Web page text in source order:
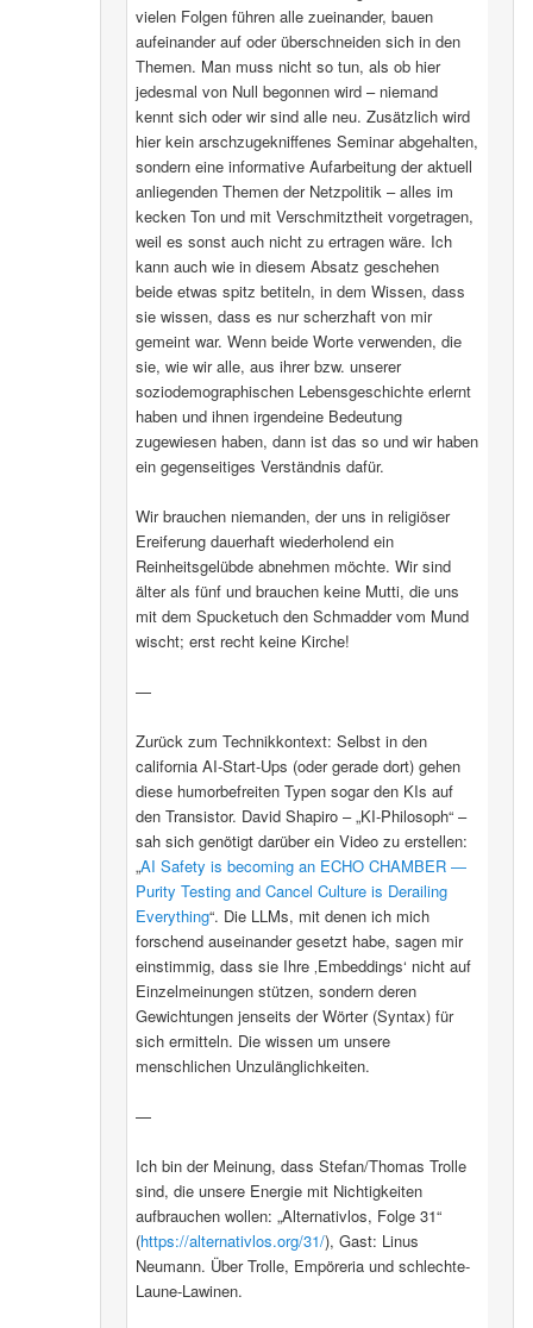
vielen Folgen führen alle zueinander, bauen
aufeinander auf oder überschneiden sich in den
Themen. Man muss nicht so tun, als ob hier
jedesmal von Null begonnen wird – niemand
kennt sich oder wir sind alle neu. Zusätzlich wird
hier kein arschzugekniffenes Seminar abgehalten,
sondern eine informative Aufarbeitung der aktuell
anliegenden Themen der Netzpolitik – alles im
kecken Ton und mit Verschmitztheit vorgetragen,
weil es sonst auch nicht zu ertragen wäre. Ich
kann auch wie in diesem Absatz geschehen
beide etwas spitz betiteln, in dem Wissen, dass
sie wissen, dass es nur scherzhaft von mir
gemeint war. Wenn beide Worte verwenden, die
sie, wie wir alle, aus ihrer bzw. unserer
soziodemographischen Lebensgeschichte erlernt
haben und ihnen irgendeine Bedeutung
zugewiesen haben, dann ist das so und wir haben
ein gegenseitiges Verständnis dafür.
Wir brauchen niemanden, der uns in religiöser
Ereiferung dauerhaft wiederholend ein
Reinheitsgelübde abnehmen möchte. Wir sind
älter als fünf und brauchen keine Mutti, die uns
mit dem Spucketuch den Schmadder vom Mund
wischt; erst recht keine Kirche!
—
Zurück zum Technikkontext: Selbst in den
california AI-Start-Ups (oder gerade dort) gehen
diese humorbefreiten Typen sogar den KIs auf
den Transistor. David Shapiro – „KI-Philosoph“ –
sah sich genötigt darüber ein Video zu erstellen:
„AI Safety is becoming an ECHO CHAMBER ―
Purity Testing and Cancel Culture is Derailing
Everything“. Die LLMs, mit denen ich mich
forschend auseinander gesetzt habe, sagen mir
einstimmig, dass sie Ihre ‚Embeddings‘ nicht auf
Einzelmeinungen stützen, sondern deren
Gewichtungen jenseits der Wörter (Syntax) für
sich ermitteln. Die wissen um unsere
menschlichen Unzulänglichkeiten.
—
Ich bin der Meinung, dass Stefan/Thomas Trolle
sind, die unsere Energie mit Nichtigkeiten
aufbrauchen wollen: „Alternativlos, Folge 31“
(https://alternativlos.org/31/), Gast: Linus
Neumann. Über Trolle, Empöreria und schlechte-
Laune-Lawinen.